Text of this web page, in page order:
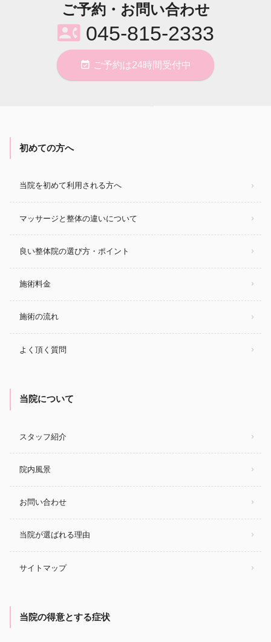
ご予約・お問い合わせ
contact_phone 045-815-2333
event_available ご予約は24時間受付中
初めての方へ
当院を初めて利用される方へ
マッサージと整体の違いについて
良い整体院の選び方・ポイント
施術料金
施術の流れ
よく頂く質問
当院について
スタッフ紹介
院内風景
お問い合わせ
当院が選ばれる理由
サイトマップ
当院の得意とする症状